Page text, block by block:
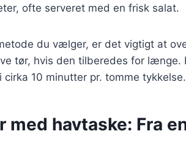
ofte serveret med en frisk salat.
du vælger, er det vigtigt at
tør, hvis den tilberedes for længe.
10 minutter pr. tomme tykkelse.
med havtaske: Fra